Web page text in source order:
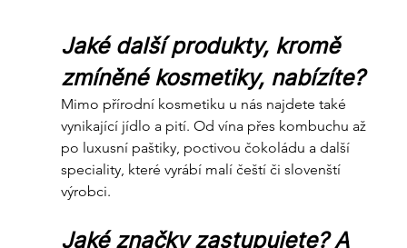
Jaké další produkty, kromě
zmíněné kosmetiky, nabízíte?
Mimo přírodní kosmetiku u nás najdete také
vynikající jídlo a pití. Od vína přes kombuchu až
po luxusní paštiky, poctivou čokoládu a další
speciality, které vyrábí malí čeští či slovenští
výrobci.
Jaké značky zastupujete? A